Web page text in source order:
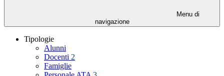
Menu di
navigazione
Tipologie
Alunni
Docenti 2
Famiglie